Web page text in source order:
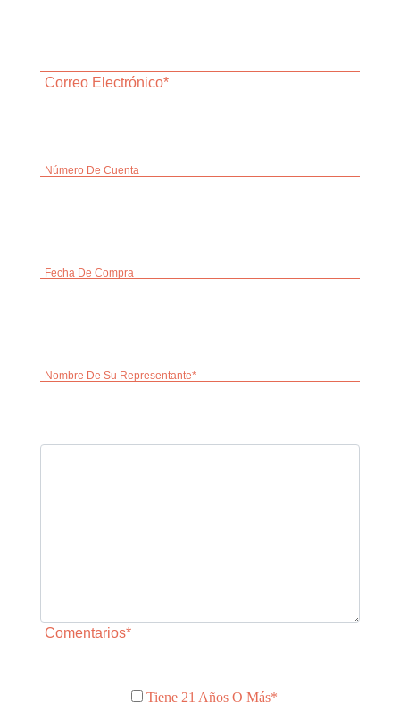
Correo Electrónico*
Número De Cuenta
Fecha De Compra
Nombre De Su Representante*
Comentarios*
Tiene 21 Años O Más*